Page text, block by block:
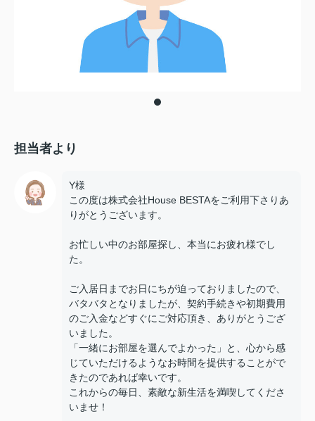
担当者より
Y様
この度は株式会社House BESTAをご利用下さりあ
りがとうございます。
お忙しい中のお部屋探し、本当にお疲れ様でし
た。
ご入居日までお日にちが迫っておりましたので、
バタバタとなりましたが、契約手続きや初期費用
のご入金などすぐにご対応頂き、ありがとうござ
いました。
「一緒にお部屋を選んでよかった」と、心から感
じていただけるようなお時間を提供することがで
きたのであれば幸いです。
これからの毎日、素敵な新生活を満喫してくださ
いませ！